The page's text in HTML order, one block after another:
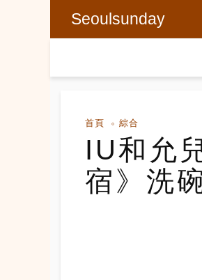
Seoulsunday
首頁 綜合
IU和允
宿》洗